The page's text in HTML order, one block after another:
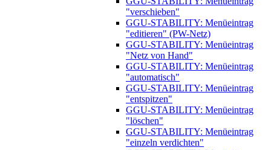
"verschieben"
GGU-STABILITY: Menüeintrag
"editieren" (PW-Netz)
GGU-STABILITY: Menüeintrag
"Netz von Hand"
GGU-STABILITY: Menüeintrag
"automatisch"
GGU-STABILITY: Menüeintrag
"entspitzen"
GGU-STABILITY: Menüeintrag
"löschen"
GGU-STABILITY: Menüeintrag
"einzeln verdichten"